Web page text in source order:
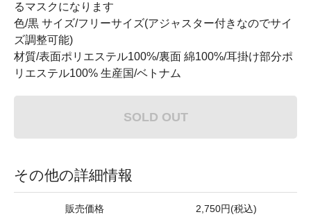
るマスクになります
色/黒 サイズ/フリーサイズ(アジャスター付きなのでサイ
ズ調整可能)
材質/表面ポリエステル100%/裏面 綿100%/耳掛け部分ポ
リエステル100% 生産国/ベトナム
SOLD OUT
その他の詳細情報
販売価格 2,750円(税込)